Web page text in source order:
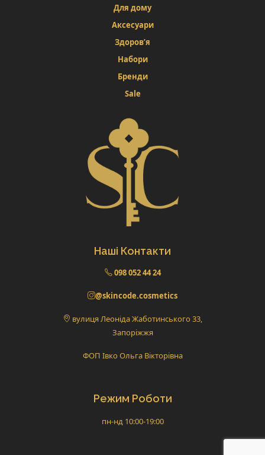
Для дому
Аксесуари
Здоров’я
Набори
Бренди
Sale
Наші Контакти
098 052 44 24
@skincode.cosmetics
вулиця Леоніда Жаботинського 33,
Запоріжжя
ФОП Івко Ольга Вікторівна
Режим Роботи
пн-нд 10:00-19:00